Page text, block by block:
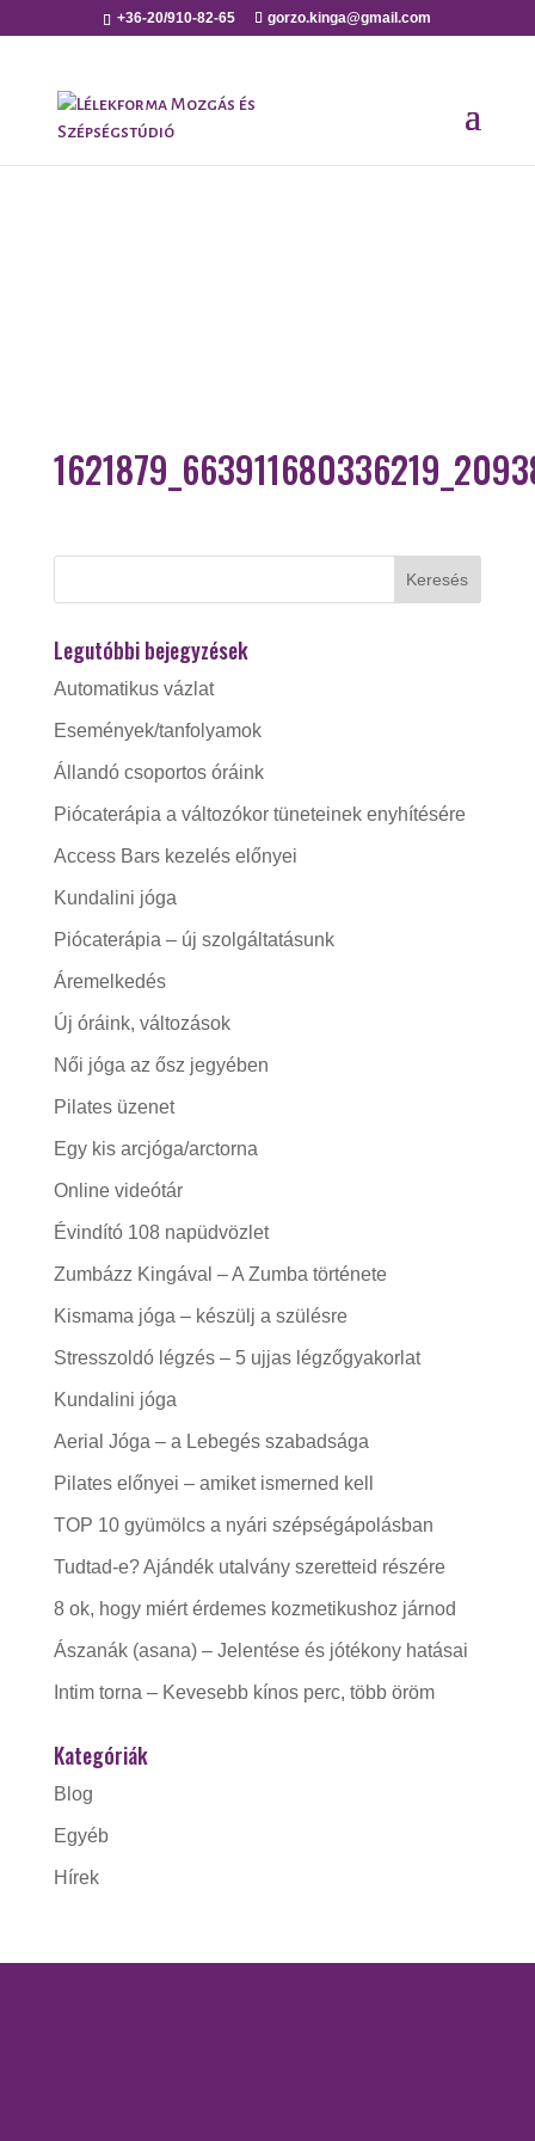
+36-20/910-82-65 gorzo.kinga@gmail.com
Legutóbbi bejegyzések
Automatikus vázlat
Események/tanfolyamok
Állandó csoportos óráink
Piócaterápia a változókor tüneteinek enyhítésére
Access Bars kezelés előnyei
Kundalini jóga
Piócaterápia – új szolgáltatásunk
Áremelkedés
Új óráink, változások
Női jóga az ősz jegyében
Pilates üzenet
Egy kis arcjóga/arctorna
Online videótár
Évindító 108 napüdvözlet
Zumbázz Kingával – A Zumba története
Kismama jóga – készülj a szülésre
Stresszoldó légzés – 5 ujjas légzőgyakorlat
Kundalini jóga
Aerial Jóga – a Lebegés szabadsága
Pilates előnyei – amiket ismerned kell
TOP 10 gyümölcs a nyári szépségápolásban
Tudtad-e? Ajándék utalvány szeretteid részére
8 ok, hogy miért érdemes kozmetikushoz járnod
Ászanák (asana) – Jelentése és jótékony hatásai
Intim torna – Kevesebb kínos perc, több öröm
Kategóriák
Blog
Egyéb
Hírek